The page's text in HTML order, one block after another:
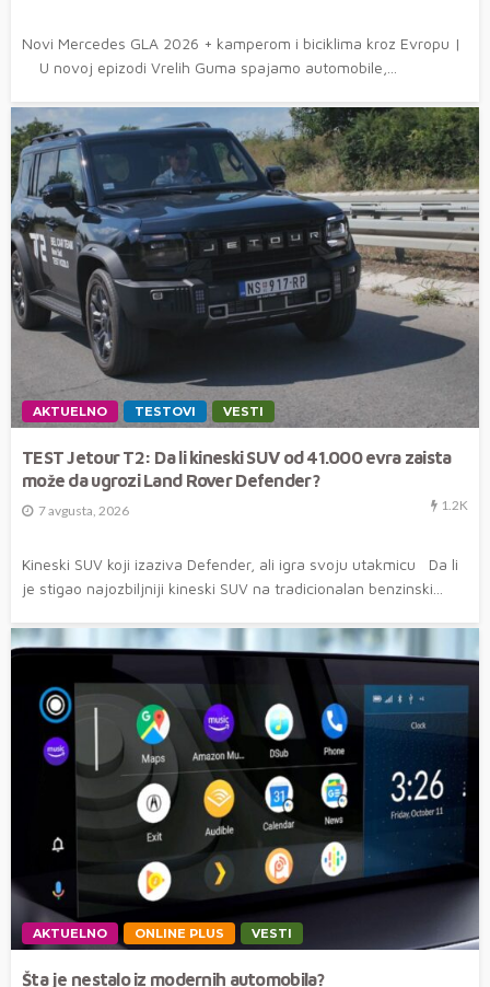
Novi Mercedes GLA 2026 + kamperom i biciklima kroz Evropu |
U novoj epizodi Vrelih Guma spajamo automobile,...
AKTUELNO TESTOVI VESTI
TEST Jetour T2: Da li kineski SUV od 41.000 evra zaista
može da ugrozi Land Rover Defender?
7 avgusta, 2026 1.2K
Kineski SUV koji izaziva Defender, ali igra svoju utakmicu Da li
je stigao najozbiljniji kineski SUV na tradicionalan benzinski...
AKTUELNO ONLINE PLUS VESTI
Šta je nestalo iz modernih automobila?